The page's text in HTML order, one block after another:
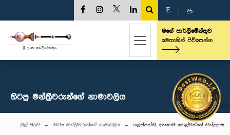
E த
මගේ පාර්ලිමේන්තුව
මෙතැනින් පිවිසෙන්න
හිටපු මන්ත්‍රීවරුන්ගේ නාමාවලිය
මුල් පිටුව හිටපු මන්ත්‍රීවරුන්ගේ නාමාවලිය ගලප්පත්ති, අහංගම පොල්වත්තේ චන්ද්‍රදාස